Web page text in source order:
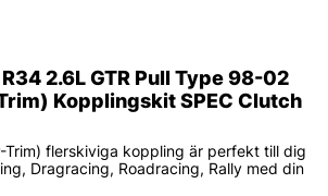
2.6L GTR Pull Type 98-02
Kopplingskit SPEC Clutch
Trim) flerskiviga koppling är perfekt till dig
Dragracing, Roadracing, Rally med din